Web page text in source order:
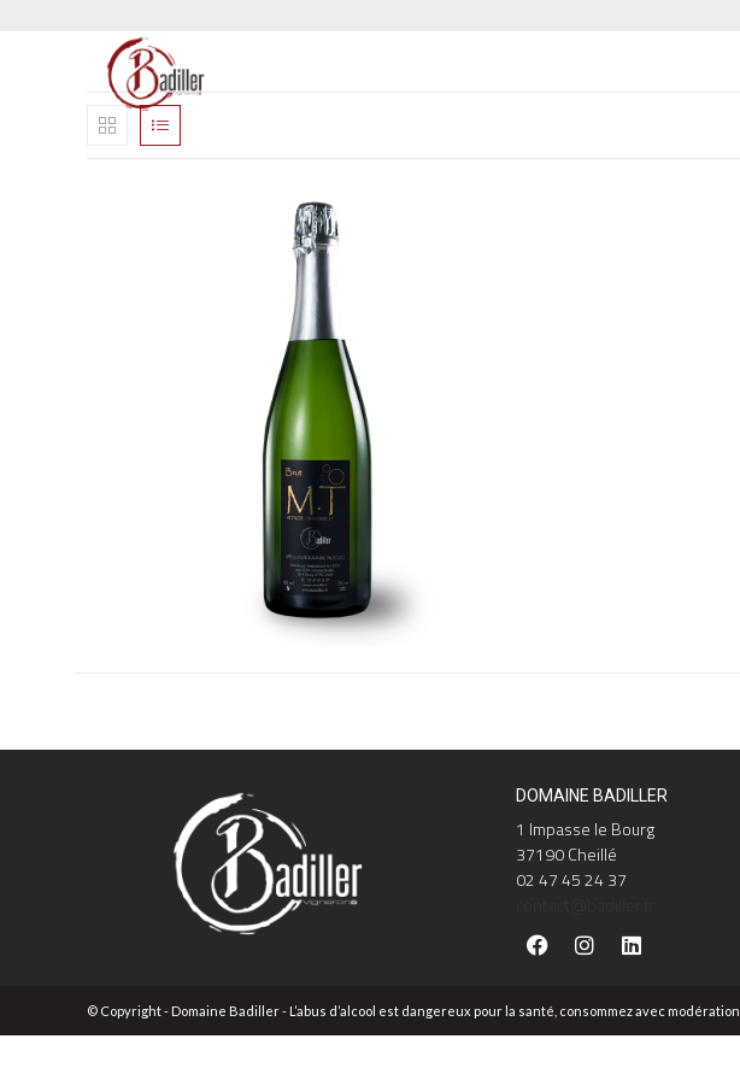
DOMAINE BADILLER
1 Impasse le Bourg
37190 Cheillé
02 47 45 24 37
© Copyright - Domaine Badiller - L’abus d’alcool est dangereux pour la santé, consommez avec modération.